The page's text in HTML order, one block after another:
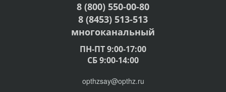
8 (800) 550-00-80
8 (8453) 513-513
многоканальный
ПН-ПТ 9:00-17:00
СБ 9:00-14:00
opthzsay@opthz.ru